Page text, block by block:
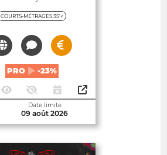
COURTS-MÉTRAGES 35'<
PRO -23%
Date limite
09 août 2026
Ouvert